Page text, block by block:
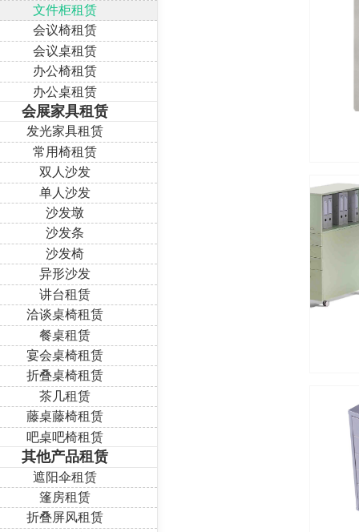
文件柜租赁
会议椅租赁
会议桌租赁
办公椅租赁
办公桌租赁
会展家具租赁
发光家具租赁
常用椅租赁
双人沙发
单人沙发
沙发墩
沙发条
沙发椅
异形沙发
讲台租赁
洽谈桌椅租赁
餐桌租赁
宴会桌椅租赁
折叠桌椅租赁
茶几租赁
藤桌藤椅租赁
吧桌吧椅租赁
其他产品租赁
遮阳伞租赁
篷房租赁
折叠屏风租赁